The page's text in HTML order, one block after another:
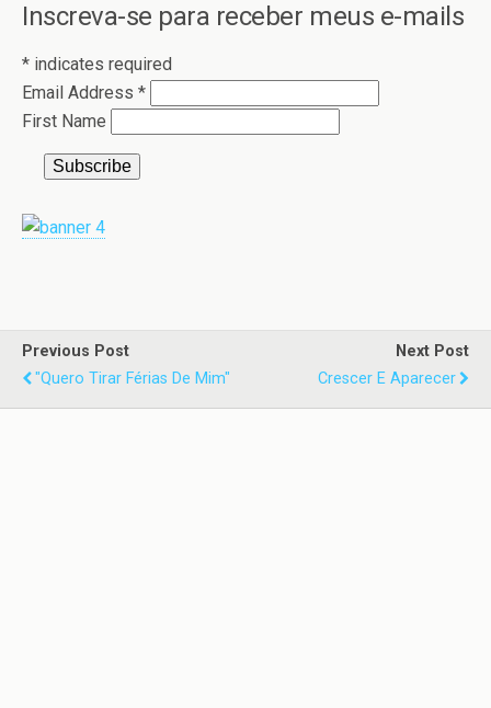
Inscreva-se para receber meus e-mails
* indicates required
Email Address *
First Name
Previous Post
"Quero Tirar Férias De Mim"
Next Post
Crescer E Aparecer